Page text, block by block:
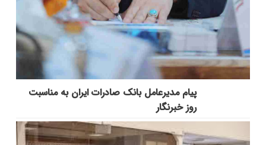
پیام مدیرعامل بانک صادرات ایران به مناسبت
روز خبرنگار